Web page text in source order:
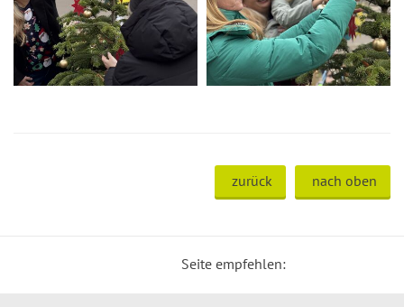
zurück nach oben
Seite empfehlen: